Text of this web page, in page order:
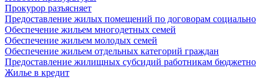
Прокурор разъясняет
Предоставление жилых помещений по договорам
Обеспечение жильем многодетных семей
Обеспечение жильем молодых семей
Обеспечение жильем отдельных категорий граждан
Предоставление жилищных субсидий работникам
Жилье в кредит